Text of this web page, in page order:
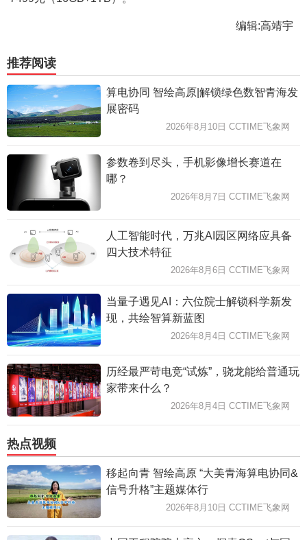
编辑:高靖宇
推荐阅读
算电协同 智绘高原|解锁绿色数智青海发
展密码
2026年8月10日 CCTIME飞象网
参数卷到尽头，手机影像增长赛道在
哪？
2026年8月7日 CCTIME飞象网
人工智能时代，万兆AI园区网络应具备
四大技术特征
2026年8月6日 CCTIME飞象网
当量子遇见AI：六位院士解锁科学新发
现，共绘智算新蓝图
2026年8月4日 CCTIME飞象网
历经最严苛电竞“试炼”，骁龙能给普通玩
家带来什么？
2026年8月4日 CCTIME飞象网
热点视频
移起向青 智绘高原 “大美青海算电协同&
信号升格”主题媒体行
2026年8月10日 CCTIME飞象网